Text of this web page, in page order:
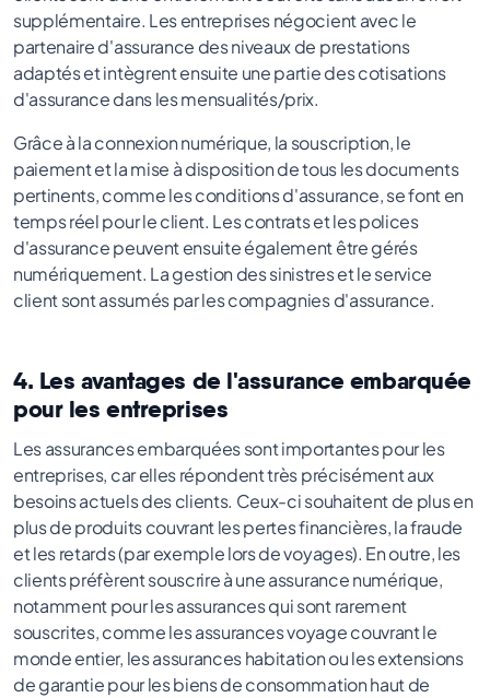
supplémentaire. Les entreprises négocient avec le
partenaire d'assurance des niveaux de prestations
adaptés et intègrent ensuite une partie des cotisations
d'assurance dans les mensualités/prix.
Grâce à la connexion numérique, la souscription, le
paiement et la mise à disposition de tous les documents
pertinents, comme les conditions d'assurance, se font en
temps réel pour le client. Les contrats et les polices
d'assurance peuvent ensuite également être gérés
numériquement. La gestion des sinistres et le service
client sont assumés par les compagnies d'assurance.
4. Les avantages de l'assurance embarquée
pour les entreprises
Les assurances embarquées sont importantes pour les
entreprises, car elles répondent très précisément aux
besoins actuels des clients. Ceux-ci souhaitent de plus en
plus de produits couvrant les pertes financières, la fraude
et les retards (par exemple lors de voyages). En outre, les
clients préfèrent souscrire à une assurance numérique,
notamment pour les assurances qui sont rarement
souscrites, comme les assurances voyage couvrant le
monde entier, les assurances habitation ou les extensions
de garantie pour les biens de consommation haut de